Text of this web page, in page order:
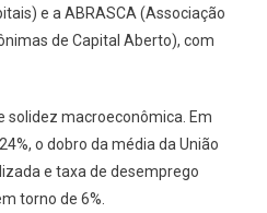
e a ABRASCA (Associação
de Capital Aberto), com
solidez macroeconômica. Em
o dobro da média da União
e taxa de desemprego
torno de 6%.